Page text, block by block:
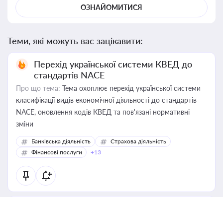
ОЗНАЙОМИТИСЯ
Теми, які можуть вас зацікавити:
Перехід української системи КВЕД до
стандартів NACE
Про що тема: Тема охоплює перехід української системи
класифікації видів економічної діяльності до стандартів
NACE, оновлення кодів КВЕД та пов'язані нормативні
зміни
Банківська діяльність
Страхова діяльність
Фінансові послуги
+13